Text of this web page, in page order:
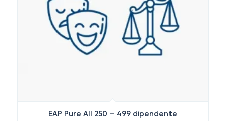
EAP Pure All 250 – 499 dipendente